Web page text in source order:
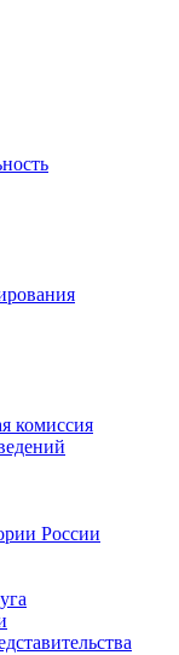
комиссия
России